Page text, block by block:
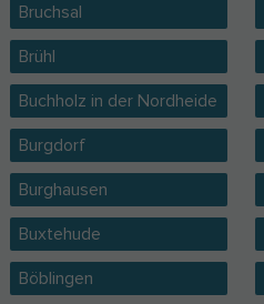
Bruchsal
Brühl
Buchholz in der Nordheide
Burgdorf
Burghausen
Buxtehude
Böblingen